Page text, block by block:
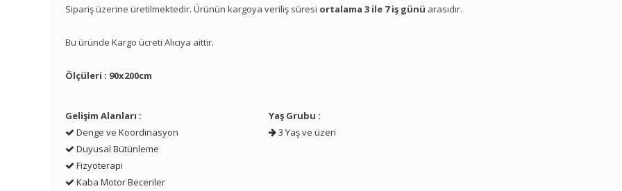
Sipariş üzerine üretilmektedir. Ürünün kargoya veriliş süresi ortalama 3 ile 7 iş günü arasıdır.
Bu üründe Kargo ücreti Alıcıya aittir.
Ölçüleri : 90x200cm
Gelişim Alanları :
Denge ve Koordinasyon
Duyusal Bütünleme
Fizyoterapi
Kaba Motor Beceriler
Yaş Grubu :
3 Yaş ve üzeri